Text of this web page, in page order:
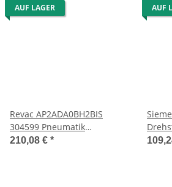
AUF LAGER
Revac AP2ADA0BH2BIS
304599 Pneumatik
Stellantrieb Typ-AP
210,08 € *
AUF